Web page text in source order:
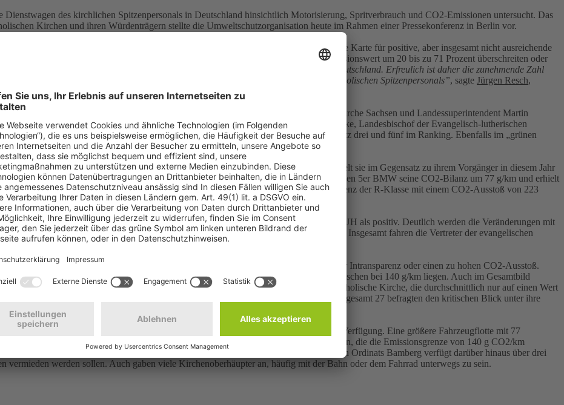
des kirchlichen Spitzenpersonals in Deutschland hinsichtlich Motorisierung, Spritverbrauch und CO2-Emissionen untersucht. Das
Kirchen und ihren Würdenträgern stellte die Umweltschutzorganisation heute im Rahmen einer Pressekonferenz in Berlin vor.
geltenden CO2-Grenzwert von 130 g pro Kilometer ein. 19 Geistliche erhalten die gelbe Karte für positive, aber insgesamt nicht ausreichende
23 Bischöfe sahen die „Rote Karte“, weil sie mit ihren Limousinen den geltenden Emissionswert um 20 bis zu 71 Prozent überschreiten oder
zählen mit mehreren hunderttausend Mitarbeitern zu den größten Arbeitgebern in Deutschland. Erfreulich ist daher die zunehmende Zahl
einhalten. Überrascht sind wir dagegen über das schlechte Abschneiden des katholischen Spitzenpersonals”, sagte Jürgen Resch,
darunter Landesbischof Jochen Bohl von der Evangelisch-lutherischen Landeskirche Sachsen und Landessuperintendent Martin
mit ihren Limousinen deutlich den EU-Zielwert von 130g CO2/km. Karl-Hinrich Manzke, Landesbischof der Evangelisch-lutherischen
lutherischen Landeskirche in Braunschweig, Prof. Friedrich Weber, belegen Platz drei und fünf im Ranking. Ebenfalls im „grünen
Kirche, Brigitte Böhme, mit ihrem erdgasbetriebenen VW Touran.
Alfred Buß als Präses ab und stieg auf ein höher motorisiertes Fahrzeug um. Dafür erhielt sie im Gegensatz zu ihrem Vorgänger in diesem Jahr
im letzten Jahr noch das Schlusslicht der Auswertung bildete, verbesserte mit einem neuen 5er BMW seine CO2-Bilanz um 77 g/km und erhielt
der Bischof des Bistums Mainz, Karl Kardinal Lehmann, der in einem Mercedes Benz der R-Klasse mit einem CO2-Ausstoß von 223
Vorjahr durchschnittlich um 18 Gramm auf 152 g/km gesunken sind, bewertet die DUH als positiv. Deutlich werden die Veränderungen mit
Kirchen. In der Einzelbewertung erhalten hier 34 Kirchenvertreter eine „Grüne Karte“. Insgesamt fahren die Vertreter der evangelischen
Abstand davon.
Karte“ erhielten, gab es für die katholischen Kirchen insgesamt 21 „Rote Karten“ für Intransparenz oder einen zu hohen CO2-Ausstoß.
der Bischöfe, die bei den katholischen Vertretern bei 169 g/km und bei den evangelischen bei 140 g/km liegen. Auch im Gesamtbild
Vergleich des durchschnittlichen CO2-Ausstoßes mit 135 g/km besser ab als die katholische Kirche, die durchschnittlich nur auf einen Wert
hinaus informationsbereiter als die katholischen Bistümer, von denen nur 15 von insgesamt 27 befragten den kritischen Blick unter ihre
Kirchenverwaltungen. Meist stehen den Mitarbeitern dort nur wenige Fahrzeuge zur Verfügung. Eine größere Fahrzeugflotte mit 77
km betreibt das Erzbistum Köln. Dieses schafft seit Anfang 2012 nur noch Fahrzeuge an, die die Emissionsgrenze von 140 g CO2/km
beteiligen sich an Carsharing-Angeboten. Die Dienstfahrzeugflotte des erzbischöflichen Ordinats Bamberg verfügt darüber hinaus über drei
vermieden werden sollen. Auch gaben viele Kirchenoberhäupter an, häufig mit der Bahn oder dem Fahrrad unterwegs zu sein.